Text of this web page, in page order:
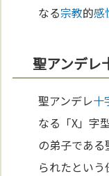
なる宗教的感
聖アンデレ
聖アンデレ十
なる「X」字
の弟子であ
られたとい